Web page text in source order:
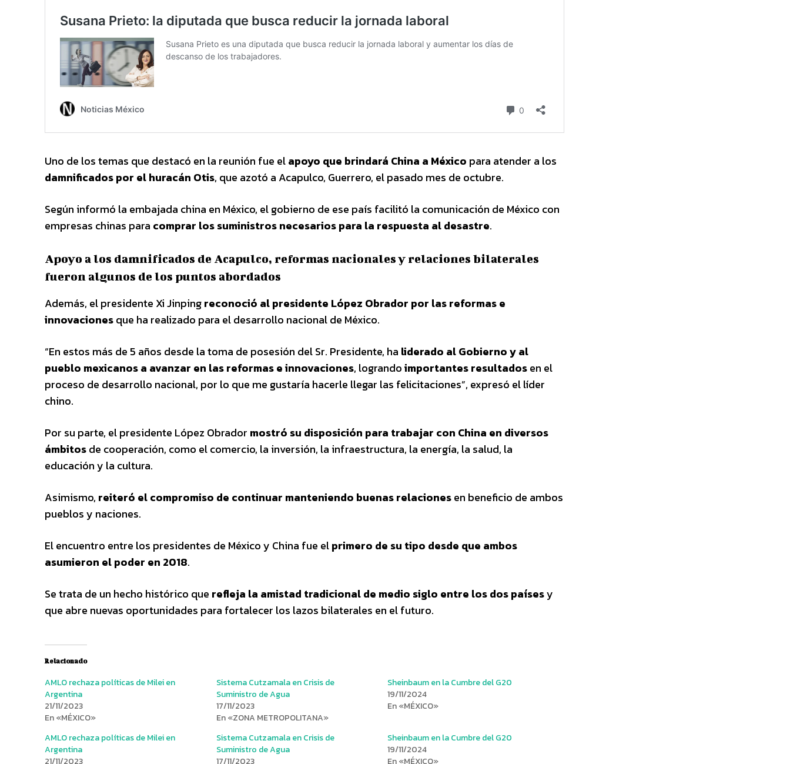
Uno de los temas que destacó en la reunión fue elapoyo que brindará China a México para atender a los
damnificados por el huracán Otis, que azotó a Acapulco, Guerrero, el pasado mes de octubre.
Según informó la embajada china en México, el gobierno de ese país facilitó la comunicación de México con
empresas chinas para comprar los suministros necesarios para la respuesta al desastre.
Apoyo a los damnificados de Acapulco, reformas nacionales y relaciones bilaterales
fueron algunos de los puntos abordados
Además, el presidente Xi Jinpingreconoció al presidente López Obrador por las reformas e
innovacionesque ha realizado para el desarrollo nacional de México.
“En estos más de 5 años desde la toma de posesión del Sr. Presidente, ha liderado al Gobierno y al
pueblo mexicanos a avanzar en las reformas e innovaciones, lograndoimportantes resultadosen el
proceso de desarrollo nacional, por lo que me gustaría hacerle llegar las felicitaciones”, expresó el líder
chino.
Por su parte, el presidente López Obrador mostró su disposición para trabajar con China en diversos
ámbitosde cooperación, como el comercio, la inversión, la infraestructura, la energía, la salud, la
educación y la cultura.
Asimismo, reiteró el compromiso de continuar manteniendo buenas relacionesen beneficio de ambos
pueblos y naciones.
El encuentro entre los presidentes de México y China fue elprimero de su tipo desde que ambos
asumieron el poder en 2018.
Se trata de un hecho histórico que refleja la amistad tradicional de medio siglo entre los dos paísesy
que abre nuevas oportunidades para fortalecer los lazos bilaterales en el futuro.
Relacionado
AMLO rechaza políticas de Milei en
Argentina
21/11/2023
En «MÉXICO»
Sistema Cutzamala en Crisis de
Suministro de Agua
17/11/2023
En «ZONA METROPOLITANA»
Sheinbaum en la Cumbre del G20
19/11/2024
En «MÉXICO»
AMLO rechaza políticas de Milei en
Argentina
21/11/2023
Sistema Cutzamala en Crisis de
Suministro de Agua
17/11/2023
Sheinbaum en la Cumbre del G20
19/11/2024
En «MÉXICO»